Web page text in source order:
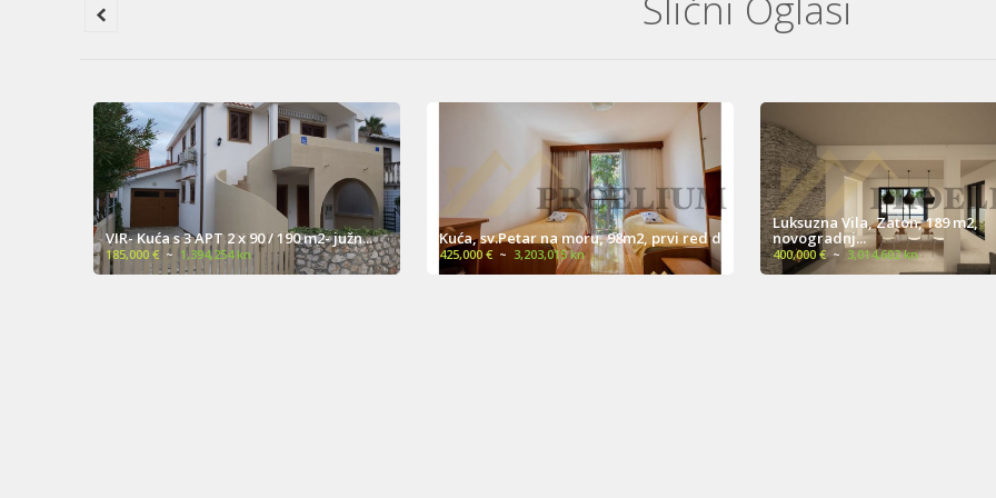
VIR- Kuća s 3 APT 2 x 90 / 190 m2- južn...
185,000 € ~ 1,394,254 kn
Kuća, sv.Petar na moru, 98m2, prvi red d...
425,000 € ~ 3,203,015 kn
Luksuzna Vila, Zaton, 189 m2,
novogradnj...
400,000 € ~ 3,014,602 kn